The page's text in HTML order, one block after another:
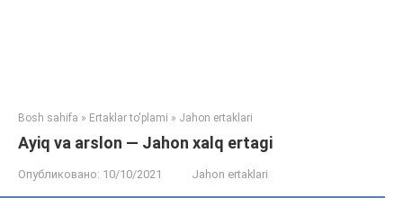
Bosh sahifa » Ertaklar to'plami » Jahon ertaklari
Ayiq va arslon — Jahon xalq ertagi
Опубликовано: 10/10/2021 Jahon ertaklari